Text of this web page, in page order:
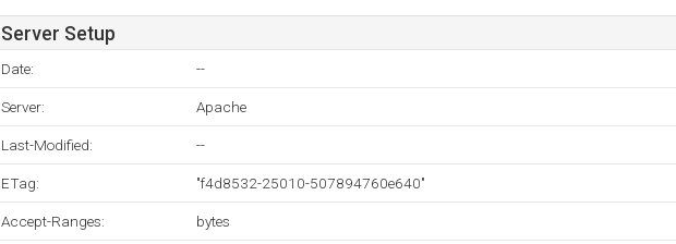
Server Setup
Date: --
Server: Apache
Last-Modified: --
ETag: "f4d8532-25010-507894760e640"
Accept-Ranges: bytes